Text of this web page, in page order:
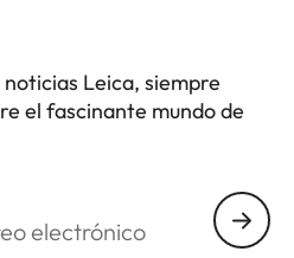
Leica, siempre
el fascinante mundo de